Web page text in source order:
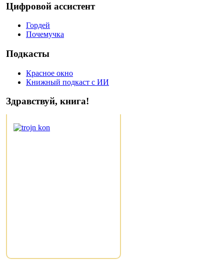
Цифровой ассистент
Гордей
Почемучка
Подкасты
Красное окно
Книжный подкаст с ИИ
Здравствуй, книга!